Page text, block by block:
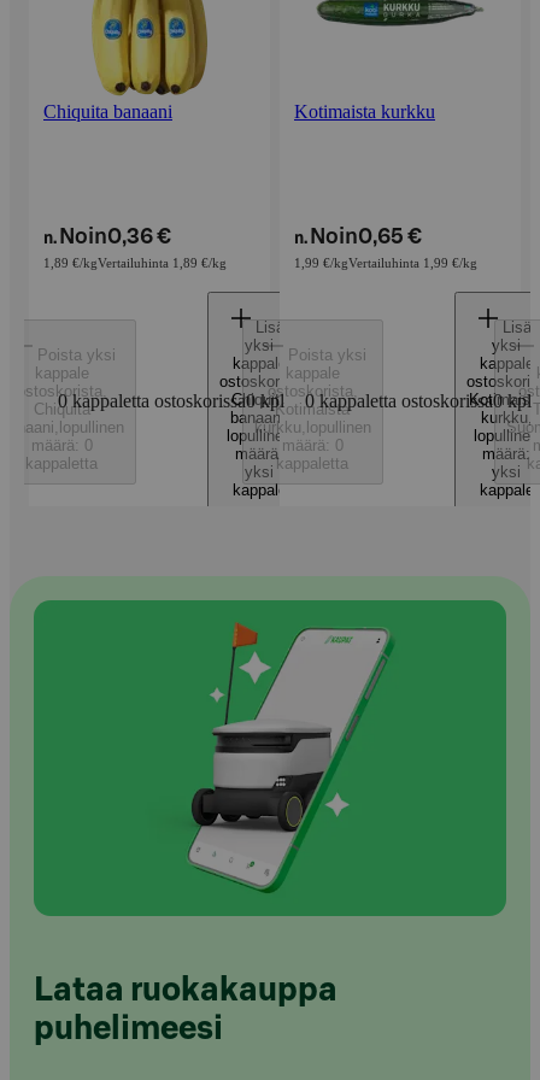
Chiquita banaani
n. Noin0,36 €
1,89 €/kgVertailuhinta 1,89 €/kg
Poista yksi
kappale
ostoskorista
Chiquita
banaani lopullinen
määrä: 0
kappaletta
0 kappaletta ostoskorissa0 kpl
Lisää
yksi
kappale
ostoskoriin,
Chiquita
banaani,
lopullinen
määrä:
yksi
kappale
Kotimaista kurkku
n. Noin0,65 €
1,99 €/kgVertailuhinta 1,99 €/kg
Poista yksi
kappale
ostoskorista
Kotimaista
kurkku lopullinen
määrä: 0
kappaletta
0 kappaletta ostoskorissa0 kpl
Lisää
yksi
kappale
kurkku,
lopullinen
määrä:
yksi
kappale
Lataa ruokakauppa
puhelimeesi